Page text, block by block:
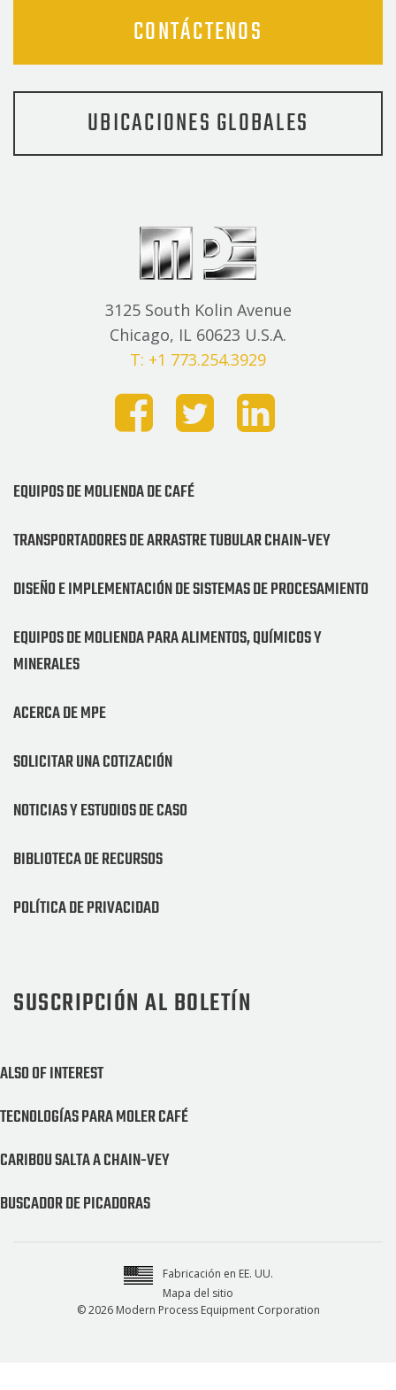
CONTÁCTENOS
UBICACIONES GLOBALES
3125 South Kolin Avenue
Chicago, IL 60623 U.S.A.
T: +1 773.254.3929
EQUIPOS DE MOLIENDA DE CAFÉ
TRANSPORTADORES DE ARRASTRE TUBULAR CHAIN-VEY
DISEÑO E IMPLEMENTACIÓN DE SISTEMAS DE PROCESAMIENTO
EQUIPOS DE MOLIENDA PARA ALIMENTOS, QUÍMICOS Y
MINERALES
ACERCA DE MPE
SOLICITAR UNA COTIZACIÓN
NOTICIAS Y ESTUDIOS DE CASO
BIBLIOTECA DE RECURSOS
POLÍTICA DE PRIVACIDAD
SUSCRIPCIÓN AL BOLETÍN
ALSO OF INTEREST
TECNOLOGÍAS PARA MOLER CAFÉ
CARIBOU SALTA A CHAIN-VEY
BUSCADOR DE PICADORAS
Fabricación en EE. UU.
Mapa del sitio
© 2026 Modern Process Equipment Corporation